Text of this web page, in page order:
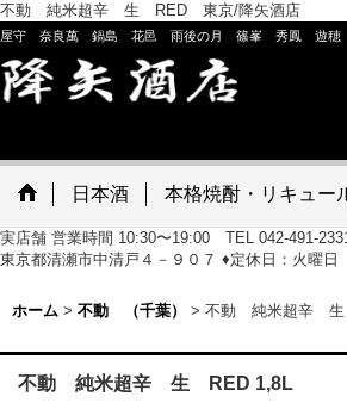
不動 純米超辛 生 RED 東京/降矢酒店
屋守 奈良萬 鍋島 花邑 雨後の月 篠峯 秀鳳 遊穂
日本酒 本格焼酎・リキュー
実店舗 営業時間 10:30〜19:00 TEL 042-491-
東京都清瀬市中清戸４－９０７ ♦定休日：火曜日
ホーム > 不動 （千葉） > 不動 純米超辛
不動 純米超辛 生 RED 1,8L